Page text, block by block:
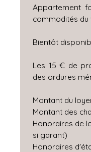
Appartement
commodités du
Bientôt
Les 15 € de
des ordures
Montant du
Montant des
Honoraires de
si garant)
Honoraires